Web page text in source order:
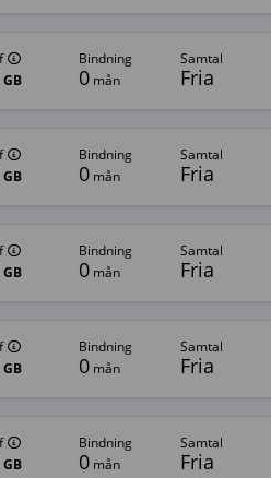
GB
bindning
0 mån
samtal
Fria
GB
bindning
0 mån
samtal
Fria
GB
bindning
0 mån
samtal
Fria
GB
bindning
0 mån
samtal
Fria
GB
bindning
0 mån
samtal
Fria